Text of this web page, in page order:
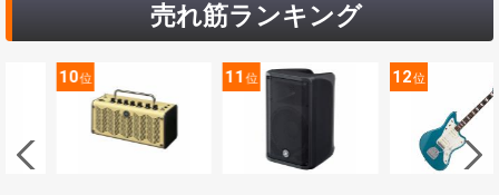
売れ筋ランキング
10位 11位 12位